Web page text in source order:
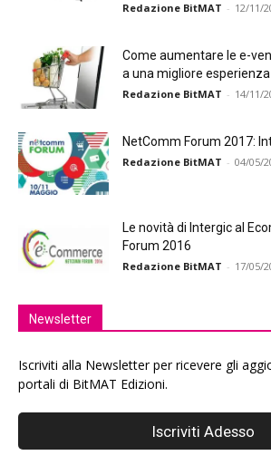
Redazione BitMAT - 12/11/
Come aumentare le e-
a una migliore
Redazione BitMAT - 14/11/
NetComm Forum 2017:
Redazione BitMAT - 04/05/
Le novità di Intergic al
Forum 2016
Redazione BitMAT - 17/05/
Newsletter
Iscriviti alla Newsletter per ricevere gli
portali di BitMAT Edizioni.